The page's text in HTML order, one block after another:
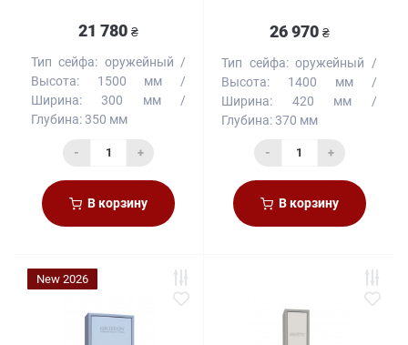
21 780 ₴
Тип сейфа: оружейный
Высота:
1500 мм
Ширина:
300 мм
Глубина:350 мм
- +
В корзину
26 970 ₴
Тип сейфа: оружейный
Высота:
1400 мм
Ширина:
420 мм
Глубина:370 мм
- +
В корзину
New 2026